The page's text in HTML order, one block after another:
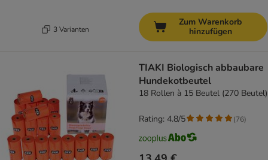
3 Varianten
Zum Warenkorb
hinzufügen
TIAKI Biologisch abbaubare
Hundekotbeutel
18 Rollen à 15 Beutel (270 Beutel)
Rating: 4.8/5 (76)